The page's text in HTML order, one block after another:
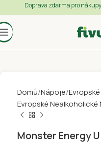
Domů Nápoje
Evropské Nealkoholické
Monster Energy
Doprava zdarma pro